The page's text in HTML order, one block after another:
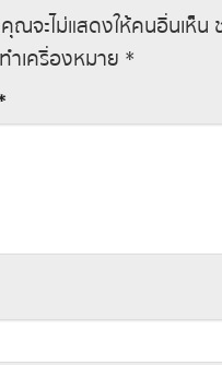
ณจะไม่แสดงให้คนอื่นเห็น
ำเครื่องหมาย *